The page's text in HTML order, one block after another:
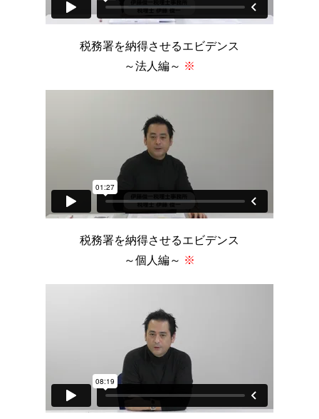
税務署を納得させるエビデンス
～法人編～ ※
税務署を納得させるエビデンス
～個人編～ ※